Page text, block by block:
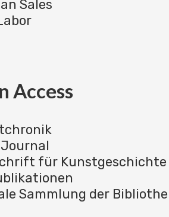
Sales
Access
Journal
für Kunstgeschichte
Sammlung der